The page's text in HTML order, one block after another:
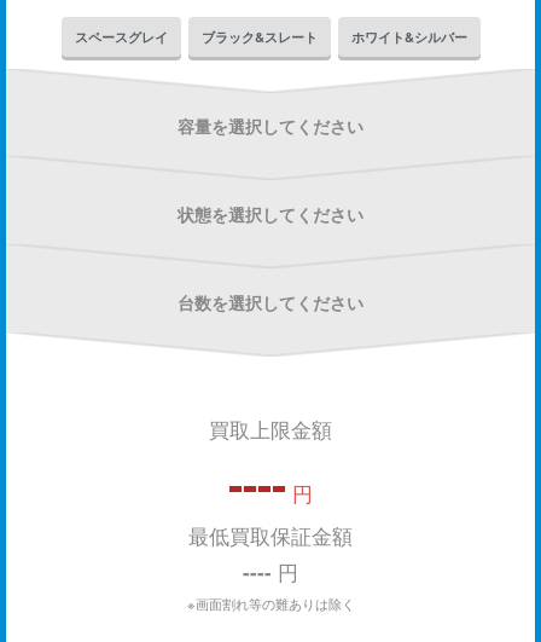
スペースグレイ ブラック&スレート ホワイト&シルバー
容量を選択してください
状態を選択してください
台数を選択してください
買取上限金額
---- 円
最低買取保証金額
---- 円
※画面割れ等の難ありは除く